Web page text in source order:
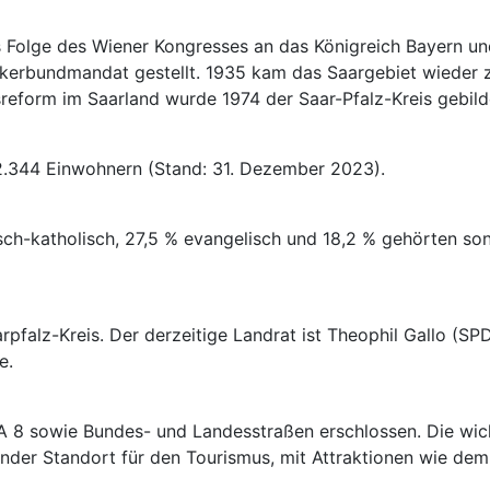
des Wiener Kongresses an das Königreich Bayern
gestellt. 1935 kam das Saargebiet wieder
im Saarland wurde 1974 der Saar-Pfalz-Kreis
Einwohnern (Stand: 31. Dezember 2023).
katholisch, 27,5 % evangelisch und 18,2 % gehörten
Kreis. Der derzeitige Landrat ist Theophil Gallo
sowie Bundes- und Landesstraßen erschlossen. Die
Standort für den Tourismus, mit Attraktionen wie